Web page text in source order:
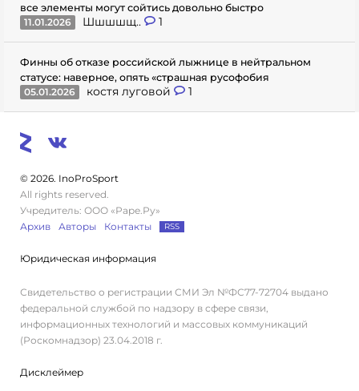
все элементы могут сойтись довольно быстро
11.01.2026
Шшшшщ.. 1
Финны об отказе российской лыжнице в нейтральном
статусе: наверное, опять «страшная русофобия
05.01.2026
костя луговой 1
© 2026. InoProSport
All rights reserved.
Учредитель: ООО «Раре.Ру»
Архив
Авторы Контакты RSS
Юридическая информация
Свидетельство о регистрации СМИ Эл №ФС77-72704 выдано
федеральной службой по надзору в сфере связи,
информационных технологий и массовых коммуникаций
(Роскомнадзор) 23.04.2018 г.
Дисклеймер